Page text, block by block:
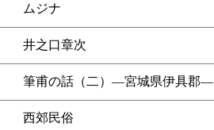
ムジナ
井之口章次
筆甫の話（二）―宮城県伊具郡―
西郊民俗